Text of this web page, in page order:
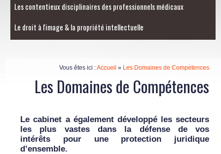
Les contentieux disciplinaires des professionnels médicaux
Le droit à l'image & la propriété intellectuelle
Vous êtes ici :Accueil » Les Domaines de Compétences
Les Domaines de Compétences
Le cabinet a également développé les secteurs
les plus vastes dans la défense de vos
intérêts pour une protection juridique
d’ensemble.